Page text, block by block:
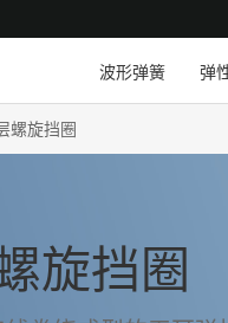
波形弹簧 弹
螺旋挡圈
旋挡圈